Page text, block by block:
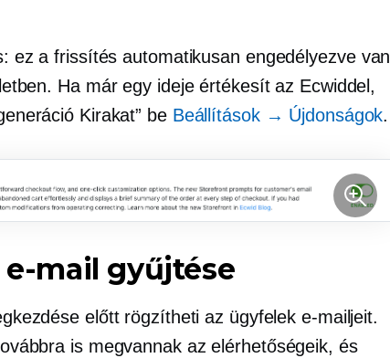
ez a frissítés automatikusan engedélyezve van
Ha már egy ideje értékesít az Ecwiddel,
Kirakat” be Beállítások → Újdonságok.
mail gyűjtése
előtt rögzítheti az ügyfelek e-mailjeit.
is megvannak az elérhetőségeik, és